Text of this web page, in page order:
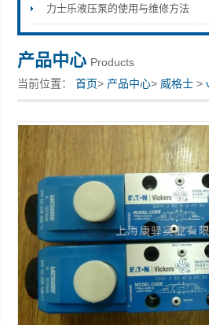
力士乐液压泵的使用与维修方法
产品中心 Products
当前位置：首页> 产品中心> 威格士 >
价直销Vickers威格士电磁阀 球阀